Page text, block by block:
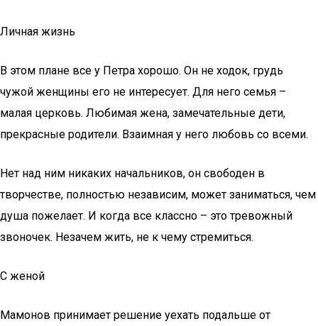
Личная жизнь
В этом плане все у Петра хорошо. Он не ходок, грудь
чужой женщины его не интересует. Для него семья –
малая церковь. Любимая жена, замечательные дети,
прекрасные родители. Взаимная у него любовь со всеми.
Нет над ним никаких начальников, он свободен в
творчестве, полностью независим, может заниматься, чем
душа пожелает. И когда все классно – это тревожный
звоночек. Незачем жить, не к чему стремиться.
С женой
Мамонов принимает решение уехать подальше от